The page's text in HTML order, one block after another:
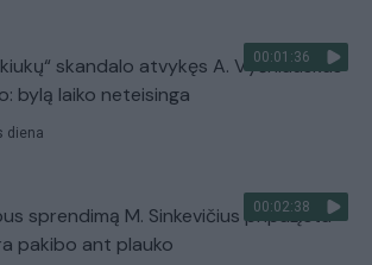
00:01:36
skandalo atvykęs A. Vyšniauskas
bylą laiko neteisinga
diena
00:02:38
sprendimą M. Sinkevičius pripažįsta
pakibo ant plauko